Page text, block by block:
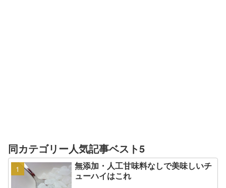
同カテゴリー人気記事ベスト5
無添加・人工甘味料なしで美味しいチ
ューハイはこれ